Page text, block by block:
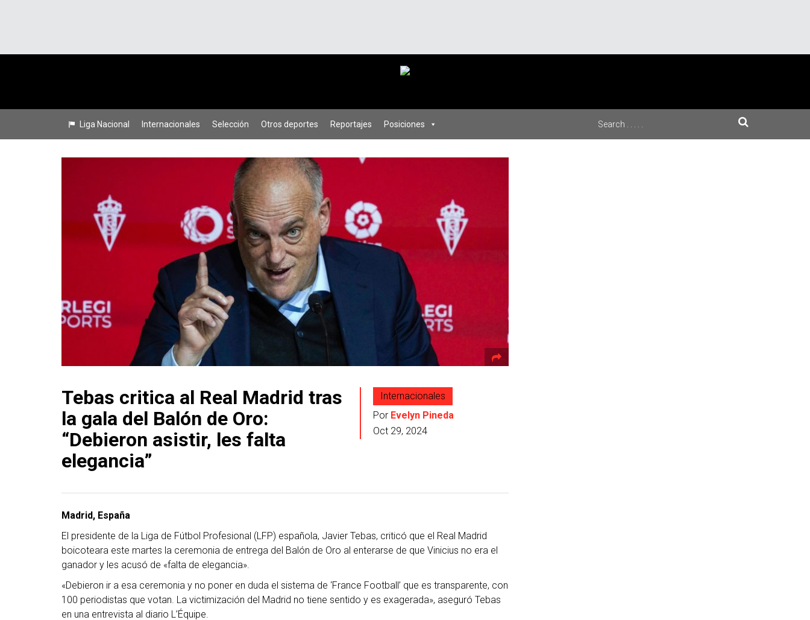
Liga Nacional Internacionales Selección Otros deportes Reportajes Posiciones
Tebas critica al Real Madrid tras
la gala del Balón de Oro:
“Debieron asistir, les falta
elegancia”
Internacionales
Por Evelyn Pineda
Oct 29, 2024
Madrid, España
El presidente de la Liga de Fútbol Profesional (LFP) española, Javier Tebas, criticó que el Real Madrid
boicoteara este martes la ceremonia de entrega del Balón de Oro al enterarse de que Vinicius no era el
ganador y les acusó de «falta de elegancia».
«Debieron ir a esa ceremonia y no poner en duda el sistema de ‘France Football’ que es transparente, con
100 periodistas que votan. La victimización del Madrid no tiene sentido y es exagerada», aseguró Tebas
en una entrevista al diario L’Équipe.